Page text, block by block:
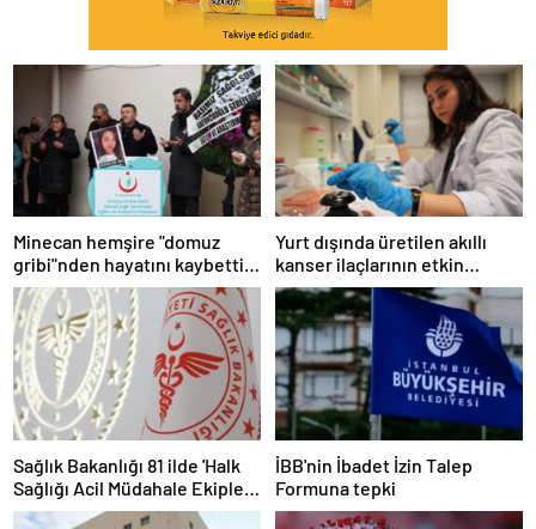
Minecan hemşire "domuz
gribi"nden hayatını kaybetti –
Haberler | Sağlık Haberleri
Yurt dışında üretilen akıllı
kanser ilaçlarının etkin
maddesi yerli imkanlarla
geliştirildi | Sağlık Haberleri
Sağlık Bakanlığı 81 ilde 'Halk
Sağlığı Acil Müdahale Ekipleri'
kuruyor | Sağlık Haberleri
İBB'nin İbadet İzin Talep
Formuna tepki